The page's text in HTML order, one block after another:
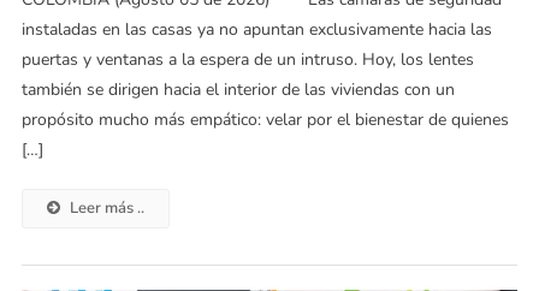
instaladas en las casas ya no apuntan exclusivamente hacia las
puertas y ventanas a la espera de un intruso. Hoy, los lentes
también se dirigen hacia el interior de las viviendas con un
propósito mucho más empático: velar por el bienestar de quienes
[…]
Leer más ..